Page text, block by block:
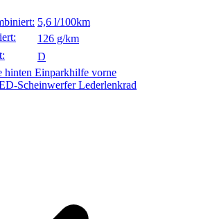
5,6 l/100km
126 g/km
D
hinten Einparkhilfe vorne
Scheinwerfer Lederlenkrad